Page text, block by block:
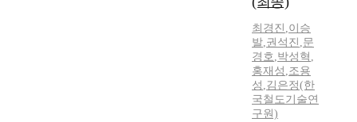
최경진 ,이승
발,권석진 ,문
경호,박성혁 ,
홍재성 ,조용
성 ,김은정(한
국철도기술연
구원)